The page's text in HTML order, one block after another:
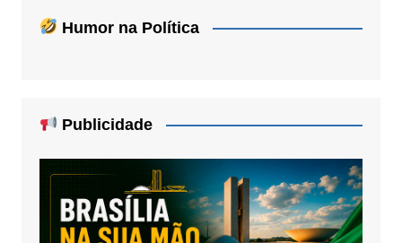
Humor na Política
Publicidade